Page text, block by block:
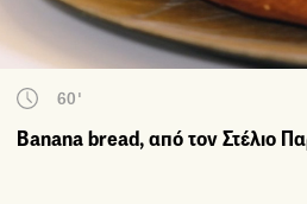
60'
Banana bread, από τον Στέλιο